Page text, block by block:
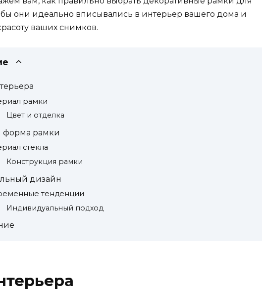
они идеально вписывались в интерьер вашего дома и
ваших снимков.
рамки
Цвет и отделка
форма рамки
стекла
Конструкция рамки
дизайн
тенденции
Индивидуальный подход